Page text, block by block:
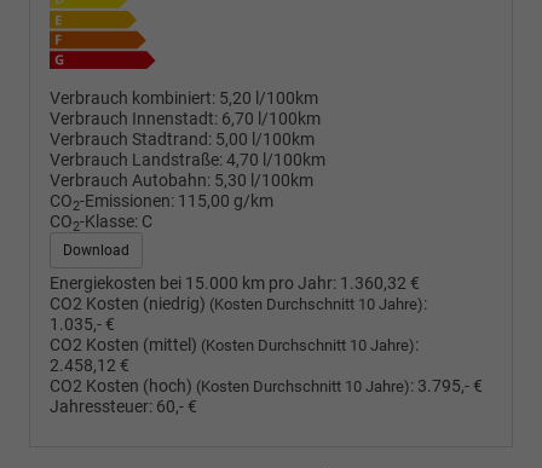
Verbrauch kombiniert: 5,20 l/100km
Verbrauch Innenstadt: 6,70 l/100km
Verbrauch Stadtrand: 5,00 l/100km
Verbrauch Landstraße:4,70 l/100km
Verbrauch Autobahn: 5,30 l/100km
CO2-Emissionen: 115,00 g/km
CO2-Klasse: C
Download
Energiekosten bei 15.000 km pro Jahr: 1.360,32 €
CO2 Kosten (niedrig) (Kosten Durchschnitt 10 Jahre):
1.035,- €
CO2 Kosten (mittel) (Kosten Durchschnitt 10 Jahre):
2.458,12 €
CO2 Kosten (hoch) (Kosten Durchschnitt 10 Jahre): 3.795,- €
Jahressteuer: 60,- €